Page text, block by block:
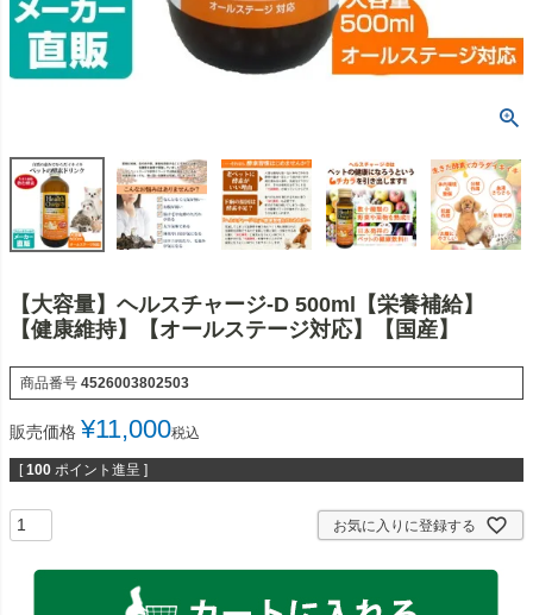
【大容量】ヘルスチャージ-D 500ml【栄養補給】
【健康維持】【オールステージ対応】【国産】
商品番号 4526003802503
販売価格 ¥11,000税込
[ 100 ポイント進呈 ]
お気に入りに登録する